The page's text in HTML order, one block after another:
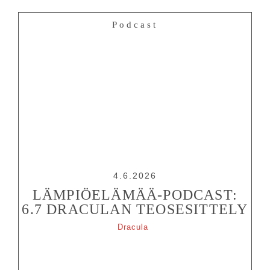
Podcast
4.6.2026
LÄMPIÖELÄMÄÄ-PODCAST:
6.7 DRACULAN TEOSESITTELY
Dracula